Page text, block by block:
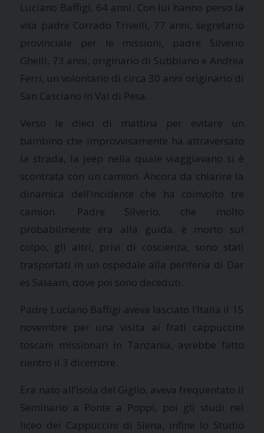
Luciano Baffigi, 64 anni. Con lui hanno perso la
vita padre Corrado Trivelli, 77 anni, segretario
provinciale per le missioni, padre Silverio
Ghelli, 73 anni, originario di Subbiano e Andrea
Ferri, un volontario di circa 30 anni originario di
San Casciano in Val di Pesa.
Verso le dieci di mattina per evitare un
bambino che improvvisamente ha attraversato
la strada, la jeep nella quale viaggiavano si è
scontrata con un camion. Ancora da chiarire la
dinamica dell’incidente che ha coinvolto tre
camion. Padre Silverio, che molto
probabilmente era alla guida, è morto sul
colpo, gli altri, privi di coscienza, sono stati
trasportati in un ospedale alla periferia di Dar
es Salaam, dove poi sono deceduti.
Padre Luciano Baffigi aveva lasciato l’Italia il 15
novembre per una visita ai frati cappuccini
toscani missionari in Tanzania, avrebbe fatto
rientro il 3 dicembre.
Era nato all’isola del Giglio, aveva frequentato il
Seminario a Ponte a Poppi, poi gli studi nel
liceo dei Cappuccini di Siena, infine lo Studio